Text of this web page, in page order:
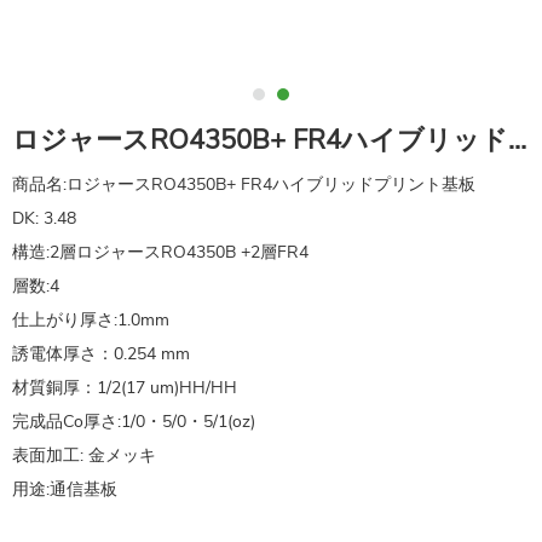
ロジャースRO4350B+ FR4ハイブリッドプリント基板
商品名:ロジャースRO4350B+ FR4ハイブリッドプリント基板
DK: 3.48
構造:2層ロジャースRO4350B +2層FR4
層数:4
仕上がり厚さ:1.0mm
誘電体厚さ：0.254 mm
材質銅厚：1/2(17 um)HH/HH
完成品Co厚さ:1/0・5/0・5/1(oz)
表面加工: 金メッキ
用途:通信基板